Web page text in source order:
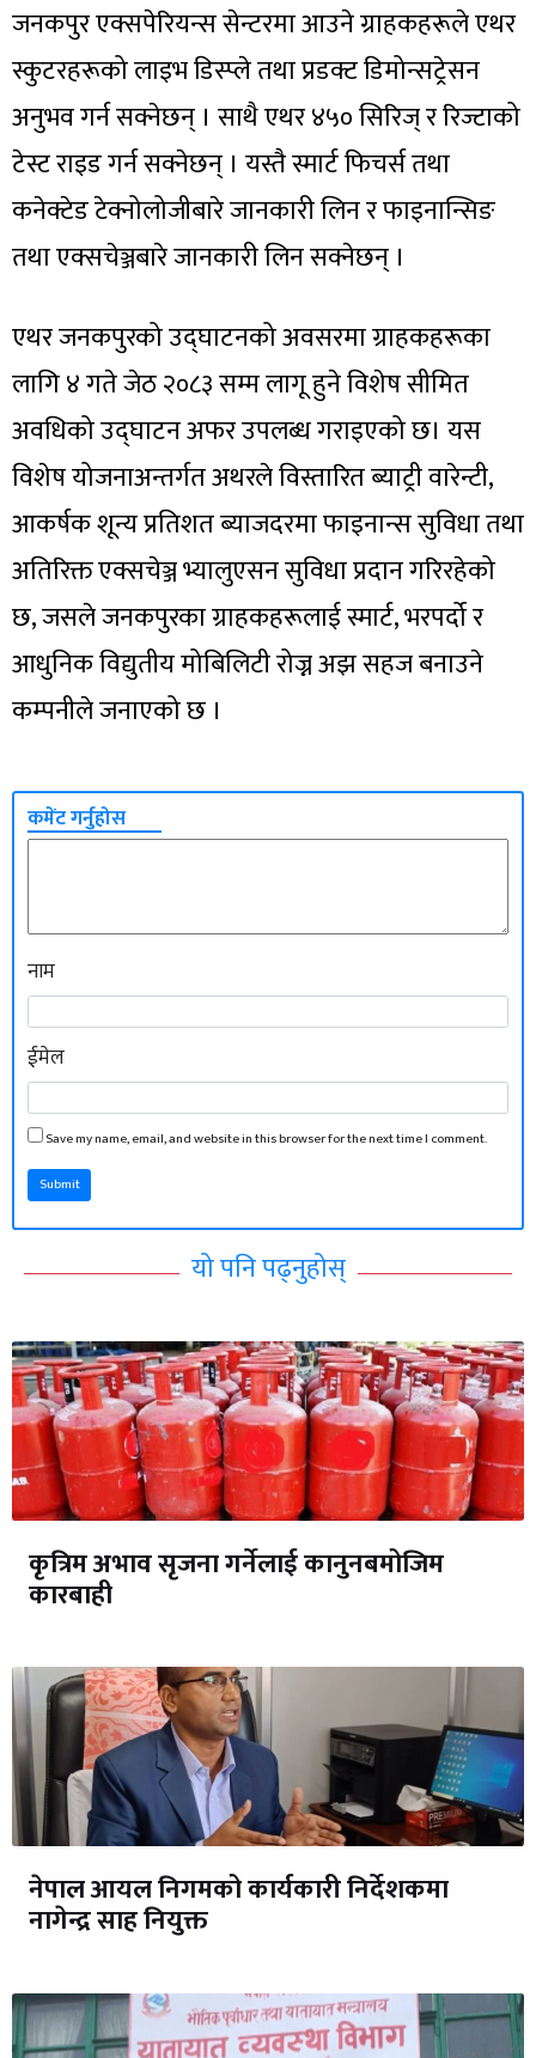
जनकपुर एक्सपेरियन्स सेन्टरमा आउने ग्राहकहरूले एथर
स्कुटरहरूको लाइभ डिस्प्ले तथा प्रडक्ट डिमोन्सट्रेसन
अनुभव गर्न सक्नेछन् । साथै एथर ४५० सिरिज् र रिज्टाको
टेस्ट राइड गर्न सक्नेछन् । यस्तै स्मार्ट फिचर्स तथा
कनेक्टेड टेक्नोलोजीबारे जानकारी लिन र फाइनान्सिङ
तथा एक्सचेञ्जबारे जानकारी लिन सक्नेछन् ।
एथर जनकपुरको उद्घाटनको अवसरमा ग्राहकहरूका
लागि ४ गते जेठ २०८३ सम्म लागू हुने विशेष सीमित
अवधिको उद्घाटन अफर उपलब्ध गराइएको छ। यस
विशेष योजनाअन्तर्गत अथरले विस्तारित ब्याट्री वारेन्टी,
आकर्षक शून्य प्रतिशत ब्याजदरमा फाइनान्स सुविधा तथा
अतिरिक्त एक्सचेञ्ज भ्यालुएसन सुविधा प्रदान गरिरहेको
छ, जसले जनकपुरका ग्राहकहरूलाई स्मार्ट, भरपर्दो र
आधुनिक विद्युतीय मोबिलिटी रोज्न अझ सहज बनाउने
कम्पनीले जनाएको छ ।
कमेंट गर्नुहोस
नाम
ईमेल
Save my name, email, and website in this browser for the next time I comment.
Submit
यो पनि पढ्नुहोस्
कृत्रिम अभाव सृजना गर्नेलाई कानुनबमोजिम
कारबाही
नेपाल आयल निगमको कार्यकारी निर्देशकमा
नागेन्द्र साह नियुक्त